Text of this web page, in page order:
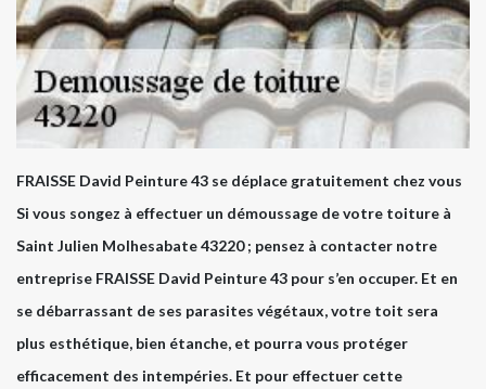
FRAISSE David Peinture 43 se déplace gratuitement chez vous
Si vous songez à effectuer un démoussage de votre toiture à
Saint Julien Molhesabate 43220 ; pensez à contacter notre
entreprise FRAISSE David Peinture 43 pour s’en occuper. Et en
se débarrassant de ses parasites végétaux, votre toit sera
plus esthétique, bien étanche, et pourra vous protéger
efficacement des intempéries. Et pour effectuer cette